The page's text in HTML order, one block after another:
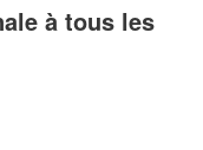
à tous les